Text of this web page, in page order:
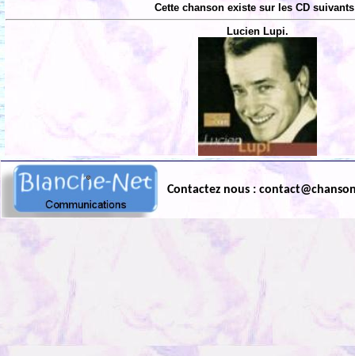
Cette chanson existe sur les CD
Lucien Lupi.
Contactez nous :